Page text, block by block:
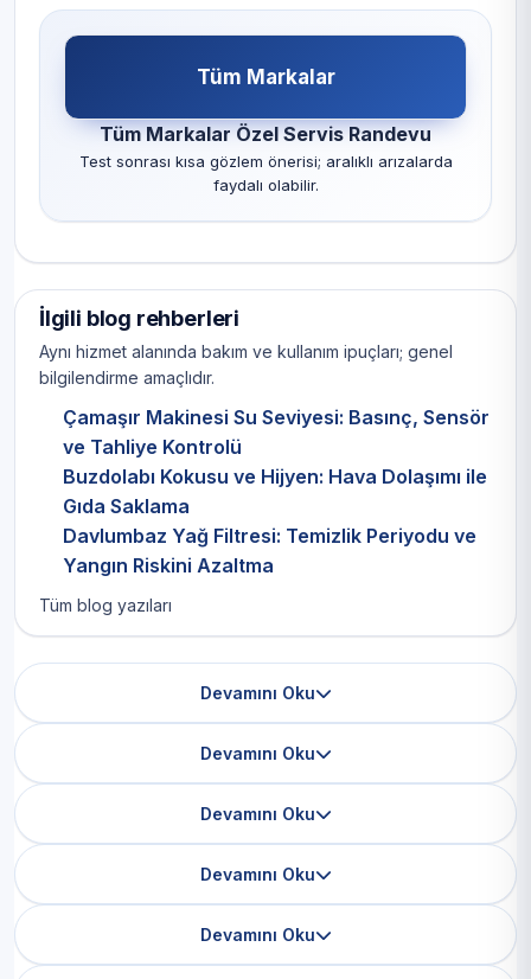
Tüm Markalar
Tüm Markalar Özel Servis Randevu
Test sonrası kısa gözlem önerisi; aralıklı arızalarda
faydalı olabilir.
İlgili blog rehberleri
Aynı hizmet alanında bakım ve kullanım ipuçları; genel
bilgilendirme amaçlıdır.
Çamaşır Makinesi Su Seviyesi: Basınç, Sensör
ve Tahliye Kontrolü
Buzdolabı Kokusu ve Hijyen: Hava Dolaşımı ile
Gıda Saklama
Davlumbaz Yağ Filtresi: Temizlik Periyodu ve
Yangın Riskini Azaltma
Tüm blog yazıları
Devamını Oku
Devamını Oku
Devamını Oku
Devamını Oku
Devamını Oku